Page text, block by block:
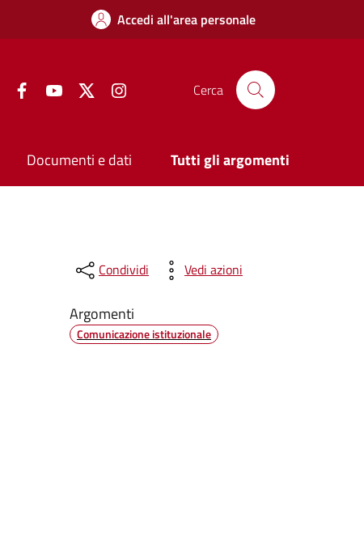
Accedi all'area personale
FacebookYouTube Twitter Cerca
Documenti e dati Tutti gli argomenti
Condividi Vedi azioni
Argomenti
Comunicazione istituzionale